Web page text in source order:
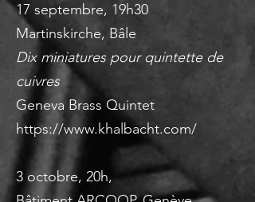
17 septembre, 19h30
Martinskirche, Bâle
Dix miniatures pour quintette de
cuivres
Geneva Brass Quintet
https://www.khalbacht.com/
3 octobre, 20h,